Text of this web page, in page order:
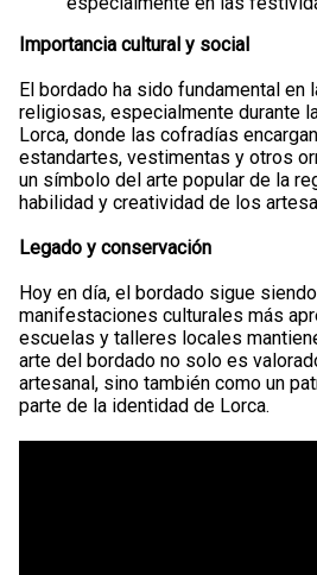
Importancia cultural y social
El bordado ha sido fundamental en
religiosas, especialmente durante
Lorca, donde las cofradías
estandartes, vestimentas y otros
un símbolo del arte popular de la
habilidad y creatividad de los
Legado y conservación
Hoy en día, el bordado sigue
manifestaciones culturales más
escuelas y talleres locales
arte del bordado no solo es
artesanal, sino también como un
parte de la identidad de Lorca.